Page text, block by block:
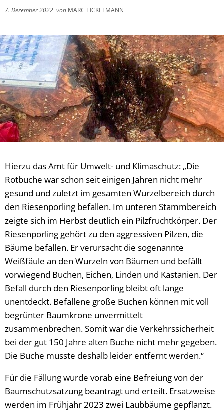
7. Dezember 2022 von MARC EICKELMANN
Hierzu das Amt für Umwelt- und Klimaschutz: „Die
Rotbuche war schon seit einigen Jahren nicht mehr
gesund und zuletzt im gesamten Wurzelbereich durch
den Riesenporling befallen. Im unteren Stammbereich
zeigte sich im Herbst deutlich ein Pilzfruchtkörper. Der
Riesenporling gehört zu den aggressiven Pilzen, die
Bäume befallen. Er verursacht die sogenannte
Weißfäule an den Wurzeln von Bäumen und befällt
vorwiegend Buchen, Eichen, Linden und Kastanien. Der
Befall durch den Riesenporling bleibt oft lange
unentdeckt. Befallene große Buchen können mit voll
begrünter Baumkrone unvermittelt
zusammenbrechen. Somit war die Verkehrssicherheit
bei der gut 150 Jahre alten Buche nicht mehr gegeben.
Die Buche musste deshalb leider entfernt werden.“
Für die Fällung wurde vorab eine Befreiung von der
Baumschutzsatzung beantragt und erteilt. Ersatzweise
werden im Frühjahr 2023 zwei Laubbäume gepflanzt.